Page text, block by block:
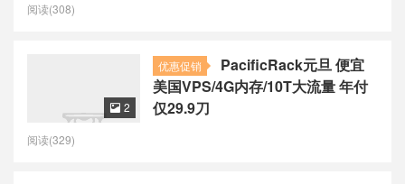
阅读(308)
优惠促销
PacificRack元旦 便宜
美国VPS/4G内存/10T大流量 年付
仅29.9刀
 2
阅读(329)